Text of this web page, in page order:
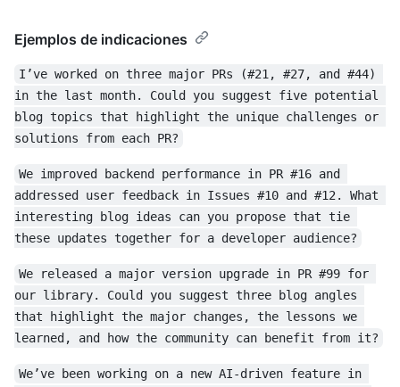
Ejemplos de indicaciones
I’ve worked on three major PRs (#21, #27, and #44)
in the last month. Could you suggest five potential
blog topics that highlight the unique challenges or
solutions from each PR?
We improved backend performance in PR #16 and
addressed user feedback in Issues #10 and #12. What
interesting blog ideas can you propose that tie
these updates together for a developer audience?
We released a major version upgrade in PR #99 for
our library. Could you suggest three blog angles
that highlight the major changes, the lessons we
learned, and how the community can benefit from it?
We’ve been working on a new AI-driven feature in